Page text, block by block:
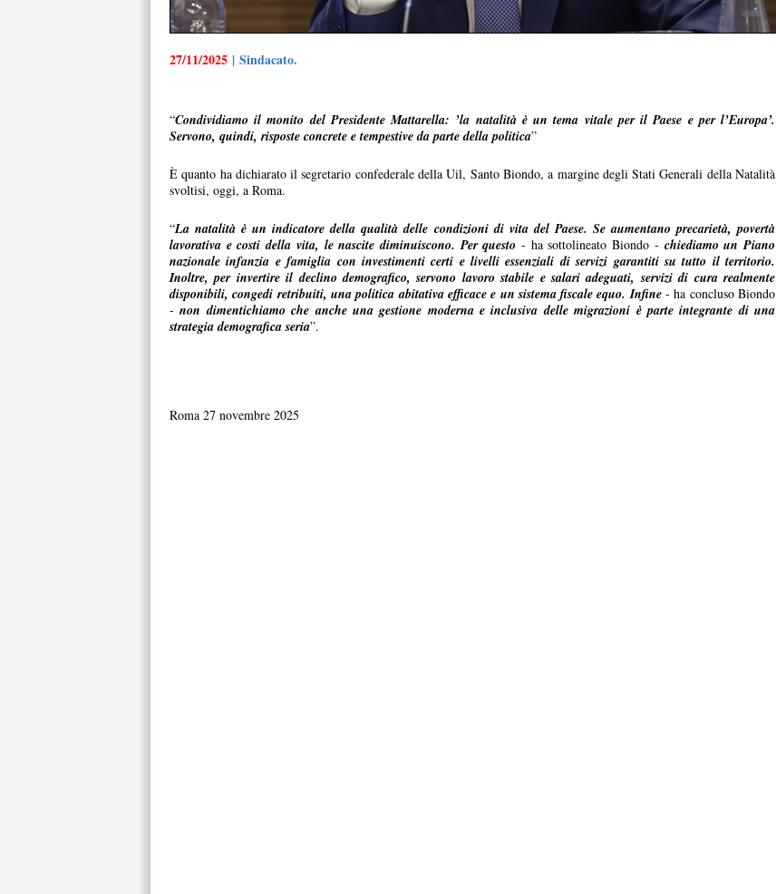
27/11/2025 | Sindacato.
“Condividiamo il monito del Presidente Mattarella: ’la natalità è un tema vitale per il Paese e per l’Europa’.
Servono, quindi, risposte concrete e tempestive da parte della politica”
È quanto ha dichiarato il segretario confederale della Uil, Santo Biondo, a margine degli Stati Generali della Natalità
svoltisi, oggi, a Roma.
“La natalità è un indicatore della qualità delle condizioni di vita del Paese. Se aumentano precarietà, povertà
lavorativa e costi della vita, le nascite diminuiscono. Per questo - ha sottolineato Biondo - chiediamo un Piano
nazionale infanzia e famiglia con investimenti certi e livelli essenziali di servizi garantiti su tutto il territorio.
Inoltre, per invertire il declino demografico, servono lavoro stabile e salari adeguati, servizi di cura realmente
disponibili, congedi retribuiti, una politica abitativa efficace e un sistema fiscale equo. Infine- ha concluso Biondo
-non dimentichiamo che anche una gestione moderna e inclusiva delle migrazioni è parte integrante di una
strategia demografica seria”.
Roma 27 novembre 2025